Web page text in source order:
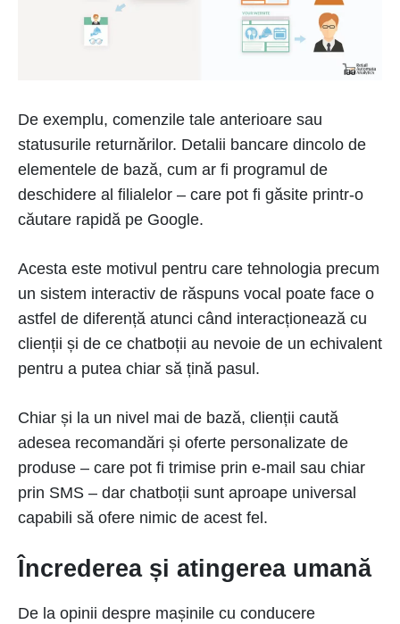
De exemplu, comenzile tale anterioare sau
statusurile returnărilor. Detalii bancare dincolo de
elementele de bază, cum ar fi programul de
deschidere al filialelor – care pot fi găsite printr-o
căutare rapidă pe Google.
Acesta este motivul pentru care tehnologia precum
un sistem interactiv de răspuns vocal poate face o
astfel de diferență atunci când interacționează cu
clienții și de ce chatboții au nevoie de un echivalent
pentru a putea chiar să țină pasul.
Chiar și la un nivel mai de bază, clienții caută
adesea recomandări și oferte personalizate de
produse – care pot fi trimise prin e-mail sau chiar
prin SMS – dar chatboții sunt aproape universal
capabili să ofere nimic de acest fel.
Încrederea și atingerea umană
De la opinii despre mașinile cu conducere